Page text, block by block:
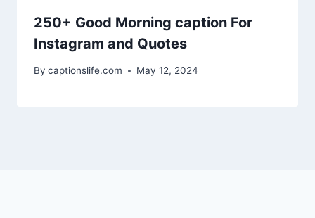
250+ Good Morning caption For
Instagram and Quotes
By captionslife.com May 12, 2024